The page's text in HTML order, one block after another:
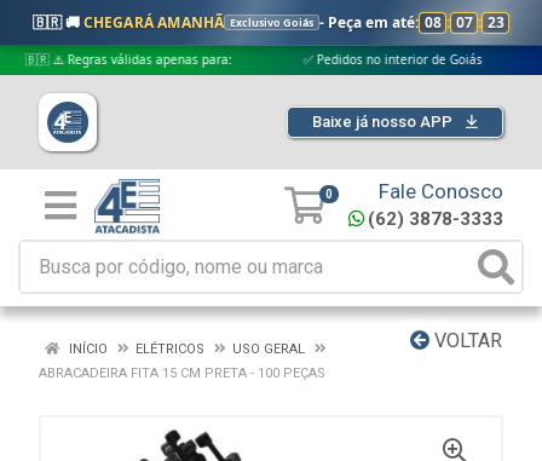
🇧🇷 🚚CHEGARÁ AMANHÃ Exclusivo Goiás - Peça em até: 08 : 07 : 23
⚠️ Regras válidas apenas para: ✅ Pedidos no interior de Goiás
Baixe já nosso APP
0 Fale Conosco
(62) 3878-3333
VOLTAR
INÍCIO ELÉTRICOS
USO GERAL
ABRACADEIRA FITA 15 CM PRETA - 100 PEÇAS